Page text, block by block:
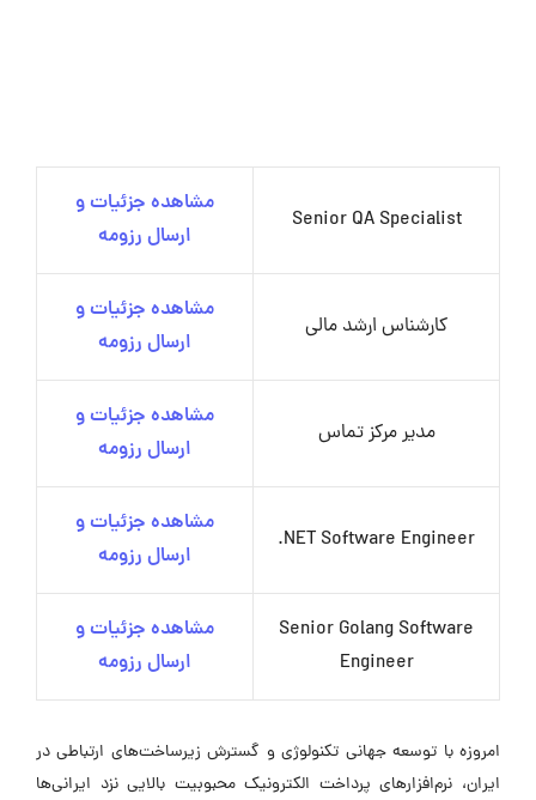
Senior QA Specialist
مشاهده جزئیات و
ارسال رزومه
کارشناس ارشد مالی
مشاهده جزئیات و
ارسال رزومه
مدیر مرکز تماس
مشاهده جزئیات و
ارسال رزومه
NET Software Engineer.
مشاهده جزئیات و
ارسال رزومه
Senior Golang Software
Engineer
مشاهده جزئیات و
ارسال رزومه
امروزه با توسعه جهانی تکنولوژی و گسترش زیرساخت‌های ارتباطی در
ایران، نرم‌افزارهای پرداخت الکترونیک محبوبیت بالایی نزد ایرانی‌ها